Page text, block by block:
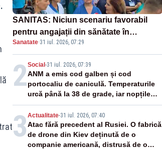
SANITAS: Niciun scenariu favorabil
pentru angajații din sănătate în
proiectul Legii salarizării
Sanatate·31 iul. 2026, 07:29
2Social -31 iul. 2026, 07:39
ANM a emis cod galben și cod
portocaliu de caniculă. Temperaturile
urcă până la 38 de grade, iar nopțile
devin tropicale
3 Actualitate-31 iul. 2026, 07:40
Atac fără precedent al Rusiei. O fabrică
de drone din Kiev deținută de o
companie americană, distrusă de o